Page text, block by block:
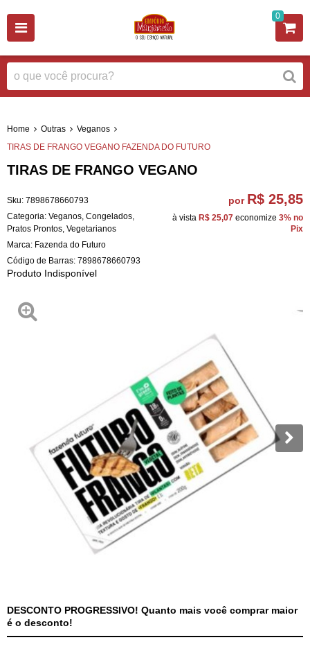
0
Home Outras
Veganos
TIRAS DE FRANGO VEGANO FAZENDA DO FUTURO
TIRAS DE FRANGO VEGANO
Sku: 7898678660793
Categoria: Veganos Congelados
Pratos Prontos Vegetarianos
Marca: Fazenda do Futuro
Código de Barras: 7898678660793
Produto Indisponível
por R$ 25,85
à vista R$ 25,07 economize 3% no
Pix
DESCONTO PROGRESSIVO! Quanto mais você comprar maior
é o desconto!